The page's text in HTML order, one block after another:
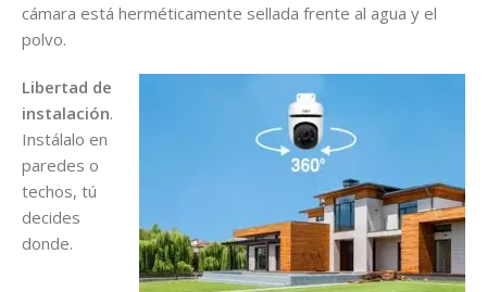
cámara está herméticamente sellada frente al agua y el
polvo.
Libertad de
instalación.
Instálalo en
paredes o
techos, tú
decides
donde.